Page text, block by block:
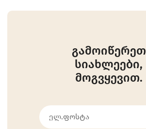
გამოიწერეთ
სიახლეები,
მოგვყევით.